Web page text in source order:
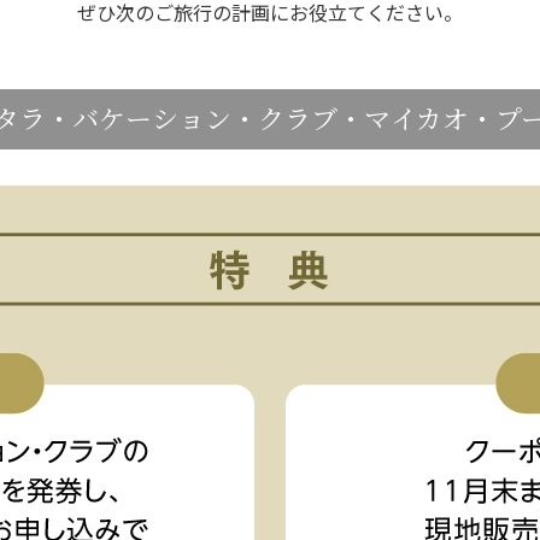
ぜひ次のご旅行の計画にお役立てください。
ラ・バケーション・クラブ・マイカオ・プ